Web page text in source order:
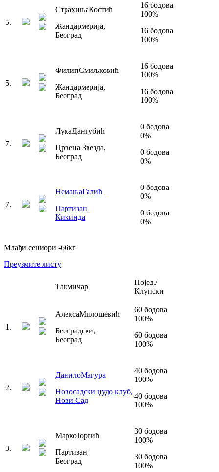
5.
СтрахињаКостић
Жандармерија,
Београд
16 бодова
100%
16 бодова
100%
5.
ФилипСмиљковић
Жандармерија,
Београд
16 бодова
100%
16 бодова
100%
7.
ЛукаДангубић
Црвена Звезда,
Београд
0 бодова
0%
0 бодова
0%
7.
НемањаГалић
Партизан,
Кикинда
0 бодова
0%
0 бодова
0%
Млађи сениори -66кг
Преузмите листу
Такмичар
Појед./
Клупски
1 .
АлексаМилошевић
Београдски,
Београд
60 бодова
100%
60 бодова
100%
2.
ДанилоМагура
Новосадски џудо клуб,
Нови Сад
40 бодова
100%
40 бодова
100%
3.
МаркоЈоргић
Партизан,
Београд
30 бодова
100%
30 бодова
100%